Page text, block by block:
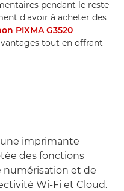
pendant le reste
d'avoir à acheter des
PIXMA G3520
tout en offrant
imprimante
des fonctions
numérisation et de
Wi-Fi et Cloud.